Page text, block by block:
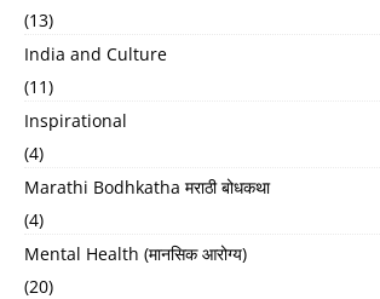
(13)
India and Culture
(11)
Inspirational
(4)
Marathi Bodhkatha मराठी बोधकथा
(4)
Mental Health (मानसिक आरोग्य)
(20)